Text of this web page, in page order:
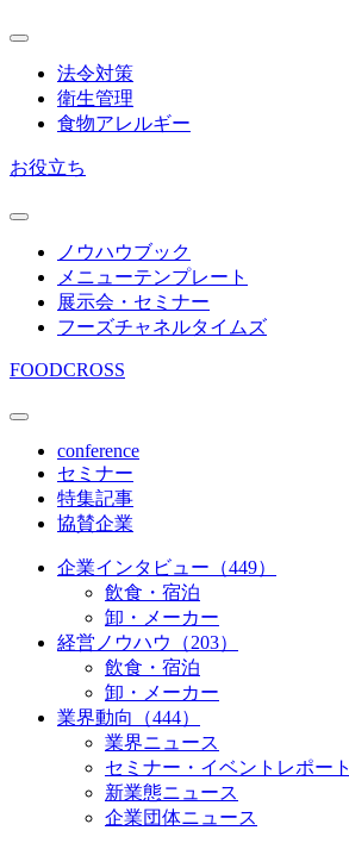
法令対策
衛生管理
食物アレルギー
お役立ち
ノウハウブック
メニューテンプレート
展示会・セミナー
フーズチャネルタイムズ
FOODCROSS
conference
セミナー
特集記事
協賛企業
企業インタビュー（449）
飲食・宿泊
卸・メーカー
経営ノウハウ（203）
飲食・宿泊
卸・メーカー
業界動向（444）
業界ニュース
セミナー・イベントレポート
新業態ニュース
企業団体ニュース